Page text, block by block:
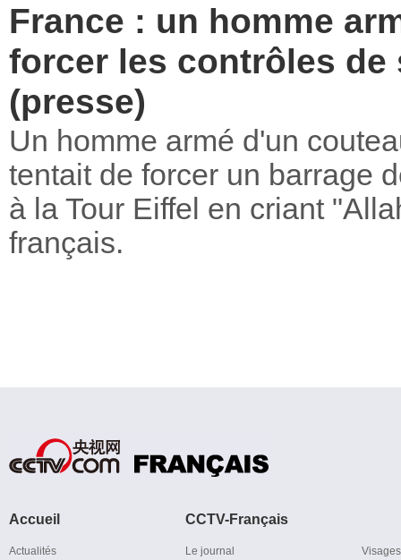
France : un homme
forcer les contrôles de
(presse)
Un homme armé d'un
tentait de forcer un barrage
à la Tour Eiffel en criant
français.
Accueil
Actualités
CCTV-Français
Le journal